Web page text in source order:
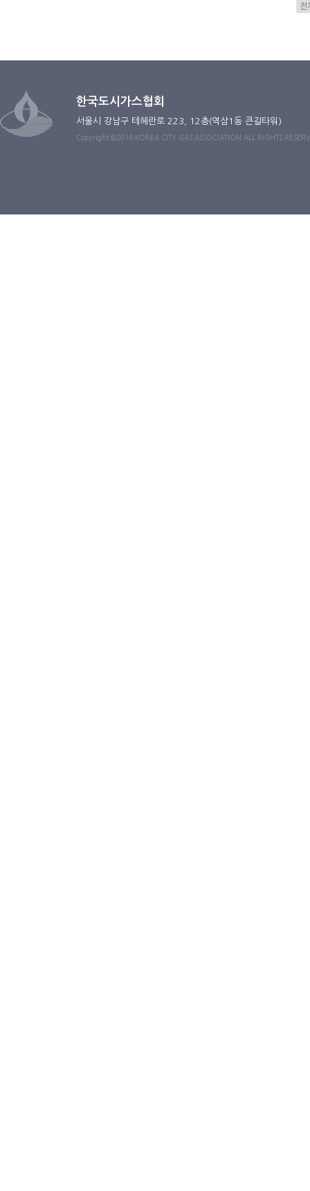
한국도시가스협회
서울시 강남구 테헤란로 223, 12층(역삼1동 큰길타워)
Copyright ©2016 KOREA CITY GAS ASSOCIATION ALL RIGHTS